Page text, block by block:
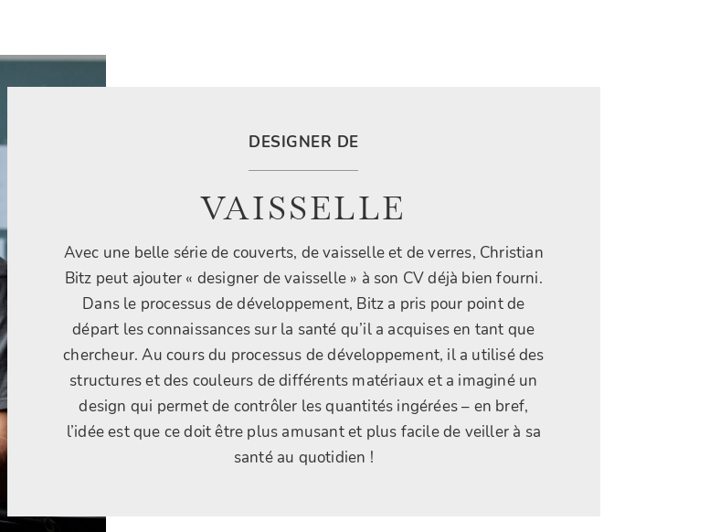
DESIGNER DE
VAISSELLE
Avec une belle série de couverts, de vaisselle et de verres, Christian
Bitz peut ajouter « designer de vaisselle » à son CV déjà bien fourni.
Dans le processus de développement, Bitz a pris pour point de
départ les connaissances sur la santé qu’il a acquises en tant que
chercheur. Au cours du processus de développement, il a utilisé des
structures et des couleurs de différents matériaux et a imaginé un
design qui permet de contrôler les quantités ingérées – en bref,
l’idée est que ce doit être plus amusant et plus facile de veiller à sa
santé au quotidien !